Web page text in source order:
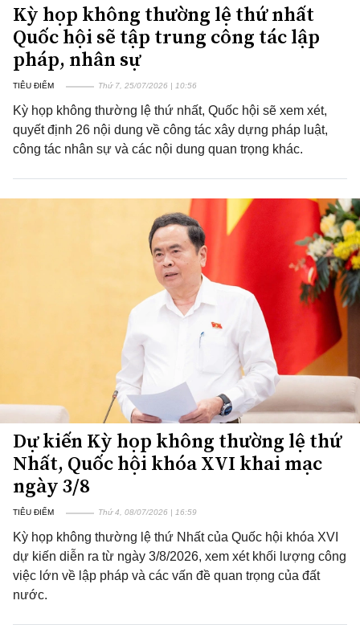
Kỳ họp không thường lệ thứ nhất
Quốc hội sẽ tập trung công tác lập
pháp, nhân sự
TIÊU ĐIỂM Thứ 7, 25/07/2026 | 10:56
Kỳ họp không thường lệ thứ nhất, Quốc hội sẽ xem xét,
quyết định 26 nội dung về công tác xây dựng pháp luật,
công tác nhân sự và các nội dung quan trọng khác.
Dự kiến Kỳ họp không thường lệ thứ
Nhất, Quốc hội khóa XVI khai mạc
ngày 3/8
TIÊU ĐIỂM Thứ 4, 08/07/2026 | 16:59
Kỳ họp không thường lệ thứ Nhất của Quốc hội khóa XVI
dự kiến diễn ra từ ngày 3/8/2026, xem xét khối lượng công
việc lớn về lập pháp và các vấn đề quan trọng của đất
nước.